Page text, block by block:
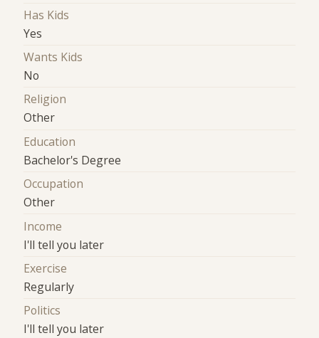
Has Kids
Yes
Wants Kids
No
Religion
Other
Education
Bachelor's Degree
Occupation
Other
Income
I'll tell you later
Exercise
Regularly
Politics
I'll tell you later